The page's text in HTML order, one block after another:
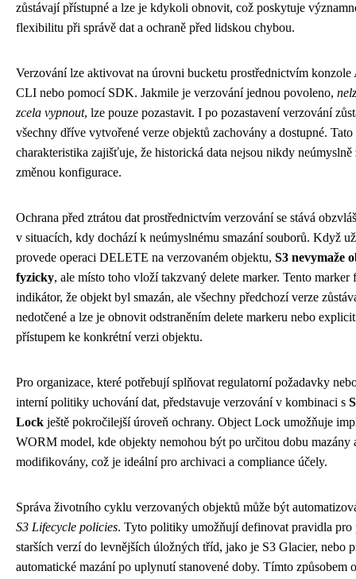
zůstávají přístupné a lze je kdykoli obnovit, což poskytuje
flexibilitu při správě dat a ochraně před lidskou chybou.
Verzování lze aktivovat na úrovni bucketu prostřednictvím
CLI nebo pomocí SDK. Jakmile je verzování jednou povoleno,
zcela vypnout, lze pouze pozastavit. I po pozastavení verzování
všechny dříve vytvořené verze objektů zachovány a dostupné. Tato
charakteristika zajišťuje, že historická data nejsou nikdy neúmyslně
změnou konfigurace.
Ochrana před ztrátou dat prostřednictvím verzování se stává
v situacích, kdy dochází k neúmyslnému smazání souborů. Když
provede operaci DELETE na verzovaném objektu, S3 nevymaže
fyzicky, ale místo toho vloží takzvaný delete marker. Tento marker
indikátor, že objekt byl smazán, ale všechny předchozí verze
nedotčené a lze je obnovit odstraněním delete markeru nebo
přístupem ke konkrétní verzi objektu.
Pro organizace, které potřebují splňovat regulatorní požadavky
interní politiky uchování dat, představuje verzování v kombinaci s
Lock ještě pokročilejší úroveň ochrany. Object Lock umožňuje
WORM model, kde objekty nemohou být po určitou dobu mazány
modifikovány, což je ideální pro archivaci a compliance účely.
Správa životního cyklu verzovaných objektů může být
S3 Lifecycle policies. Tyto politiky umožňují definovat pravidla pro
starších verzí do levnějších úložných tříd, jako je S3 Glacier, nebo
automatické mazání po uplynutí stanovené doby. Tímto způsobem